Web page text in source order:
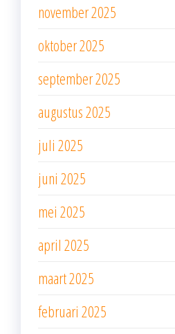
november 2025
oktober 2025
september 2025
augustus 2025
juli 2025
juni 2025
mei 2025
april 2025
maart 2025
februari 2025